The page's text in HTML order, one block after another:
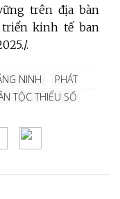
trên địa bàn
kinh tế ban
.
NINH
PHÁT
TỘC THIỂU SỐ